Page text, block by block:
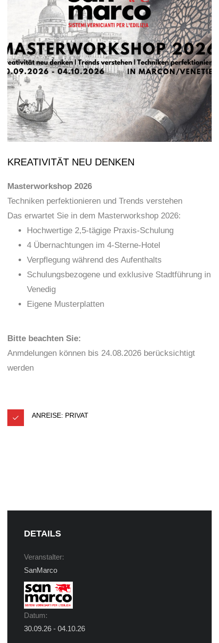
KREATIVITÄT NEU DENKEN
Masterworkshop 2026
Techniken perfektionieren und Trends verstehen
Das erwartet Sie in dem Masterworkshop 2026:
Hochwertige 2,5-tägige Praxis-Schulung
4 Übernachtungen im 4-Sterne-Hotel
Verpflegung während des Aufenthalts
Schulungsbezogene und exklusive Stadtführung in
Venedig
Eigene Musterplatten
Bitte beachten Sie:
Anmdelungen können bis 24.08.2026 berücksichtigt
werden
ANREISE: PRIVAT
DETAILS
Veranstalter:
SanMarco
Datum:
30.09.26 - 04.10.26